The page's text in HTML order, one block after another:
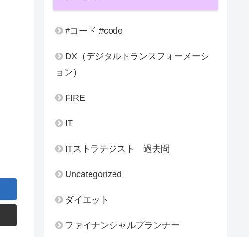
#コード #code
DX（デジタルトランスフォーメーシ
ョン）
FIRE
IT
ITストラテジスト 過去問
Uncategorized
ダイエット
ファイナンシャルプランナー